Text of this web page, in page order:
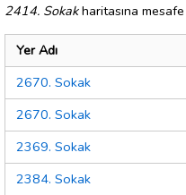
2414. Sokakharitasına
Yer Adı
2670. Sokak
2670. Sokak
2369. Sokak
2384. Sokak